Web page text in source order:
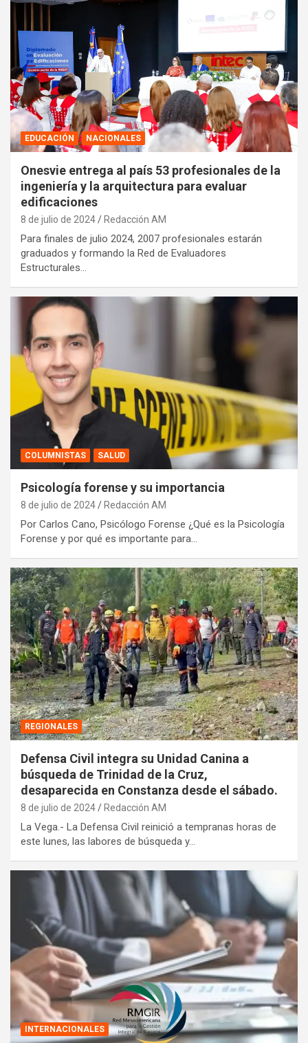
EDUCACIÓN NACIONALES
Onesvie entrega al país 53 profesionales de la
ingeniería y la arquitectura para evaluar
edificaciones
8 de julio de 2024 Redacción AM
Para finales de julio 2024, 2007 profesionales estarán
graduados y formando la Red de Evaluadores
Estructurales…
COLUMNISTAS SALUD
Psicología forense y su importancia
8 de julio de 2024 Redacción AM
Por Carlos Cano, Psicólogo Forense ¿Qué es la Psicología
Forense y por qué es importante para…
REGIONALES
Defensa Civil integra su Unidad Canina a
búsqueda de Trinidad de la Cruz,
desaparecida en Constanza desde el sábado.
8 de julio de 2024 Redacción AM
La Vega.- La Defensa Civil reinició a tempranas horas de
este lunes, las labores de búsqueda y…
INTERNACIONALES